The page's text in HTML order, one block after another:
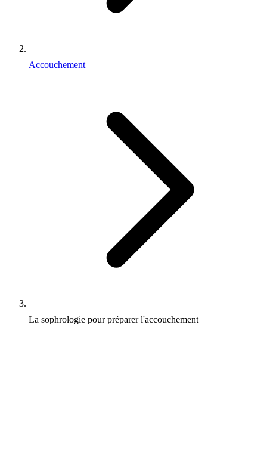
Accouchement
La sophrologie pour préparer l'accouchement